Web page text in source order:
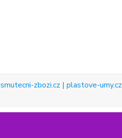
smutecni-zbozi.cz | plastove-urny.cz